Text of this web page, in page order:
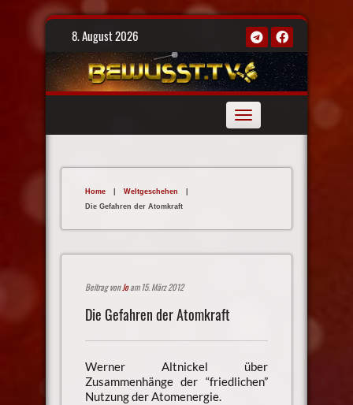
Skip
8. August 2026
Toggle
navigation
Home | Weltgeschehen
|
Die Gefahren der Atomkraft
Beitrag vonJoam 15. März 2012
Die Gefahren der Atomkraft
Werner Altnickel über
Zusammenhänge der “friedlichen”
Nutzung der Atomenergie.